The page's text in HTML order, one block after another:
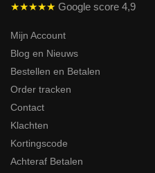
★★★★★ Google score 4,9
Mijn Account
Blog en Nieuws
Bestellen en Betalen
Order tracken
Contact
Klachten
Kortingscode
Achteraf Betalen